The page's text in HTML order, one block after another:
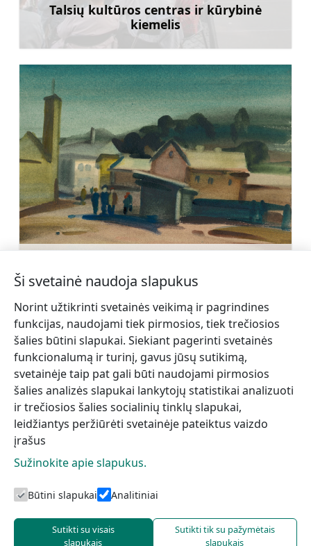
Talsių kultūros centras ir kūrybinė
kiemelis
←Dižstende dvaro Riterių
pilis
Lūrmaņių šaltinis
→
Talsi turizmo centras
Ši svetainė naudoja slapukus
Norint užtikrinti svetainės veikimą ir pagrindines
funkcijas, naudojami tiek pirmosios, tiek trečiosios
šalies būtini slapukai. Siekiant pagerinti svetainės
funkcionalumą ir turinį, gavus jūsų sutikimą,
svetainėje taip pat gali būti naudojami pirmosios
šalies analizės slapukai lankytojų statistikai analizuoti
ir trečiosios šalies socialinių tinklų slapukai,
leidžiantys peržiūrėti svetainėje pateiktus vaizdo
įrašus
Sužinokite apie slapukus.
Būtini slapukai Analitiniai
Sutikti su visais
slapukais
Sutikti tik su pažymėtais
slapukais